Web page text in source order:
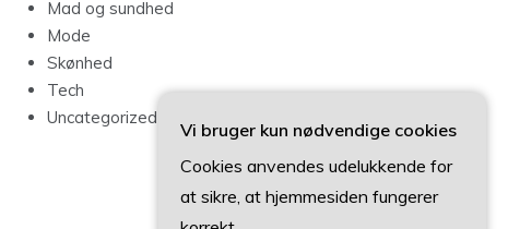
Mad og sundhed
Mode
Skønhed
Tech
Uncategorized
Vi bruger kun nødvendige cookies
Cookies anvendes udelukkende for
at sikre, at hjemmesiden fungerer